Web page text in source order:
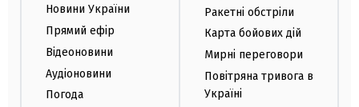
Новини України
Прямий ефір
Відеоновини
Аудіоновини
Погода
Ракетні обстріли
Карта бойових дій
Мирні переговори
Повітряна тривога в
Україні